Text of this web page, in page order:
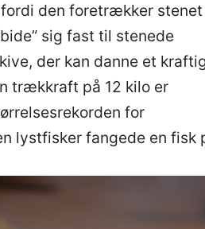
den foretrækker stenet
sig fast til stenede
der kan danne et
trækkraft på 12 kilo er
for
lystfisker fangede en fisk